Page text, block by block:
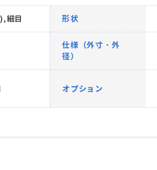
細目 形状
仕様（外寸・外
径）
オプション